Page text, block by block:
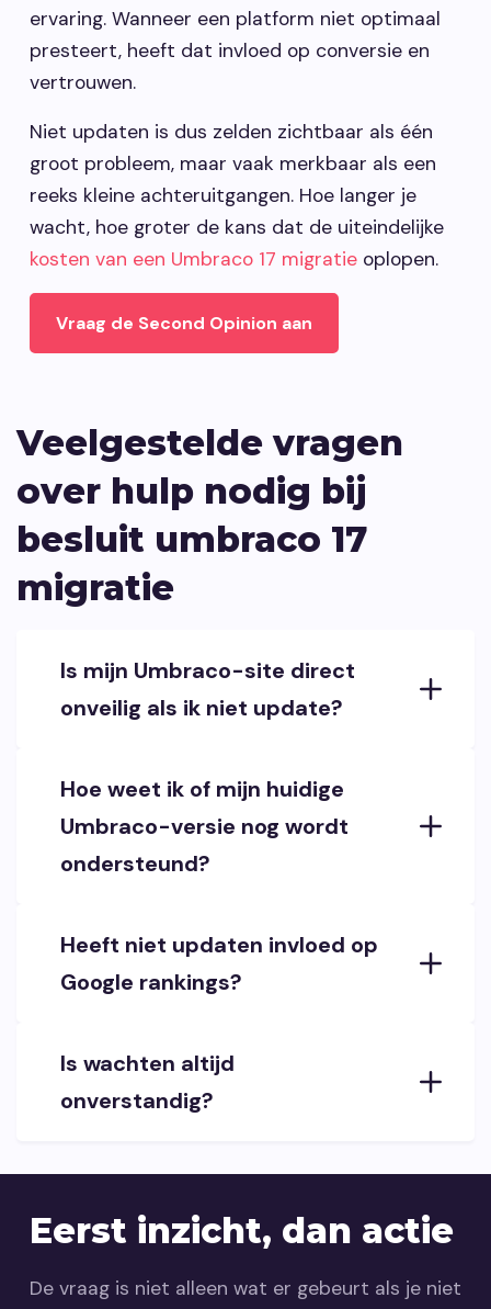
ervaring. Wanneer een platform niet optimaal
presteert, heeft dat invloed op conversie en
vertrouwen.
Niet updaten is dus zelden zichtbaar als één
groot probleem, maar vaak merkbaar als een
reeks kleine achteruitgangen. Hoe langer je
wacht, hoe groter de kans dat de uiteindelijke
kosten van een Umbraco 17 migratie oplopen.
Vraag de Second Opinion aan
Veelgestelde vragen
over hulp nodig bij
besluit umbraco 17
migratie
Is mijn Umbraco-site direct
onveilig als ik niet update?
Hoe weet ik of mijn huidige
Umbraco-versie nog wordt
ondersteund?
Heeft niet updaten invloed op
Google rankings?
Is wachten altijd
onverstandig?
Eerst inzicht, dan actie
De vraag is niet alleen wat er gebeurt als je niet